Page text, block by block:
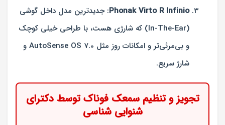
Phonak Virto R Infinio: جدیدترین مدل داخل گوشی
(In-The-Ear) که شارژی هست، با طراحی خیلی کوچک
و بی‌مرئی‌تر و امکانات روز مثل AutoSense OS 7.0 و
شارژ سریع.
تجویز و تنظیم سمعک فوناک توسط دکترای
شنوایی شناسی